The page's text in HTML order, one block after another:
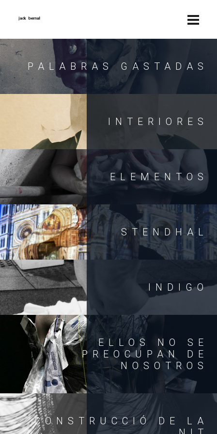
PALABRAS GASTADAS
INTERIORES
ELEMENTOS
STENDHAL
INDIGO
ELLOS NO SE
PREOCUPAN DE
NOSOTROS
CONSTRUCCIÓ DE LA